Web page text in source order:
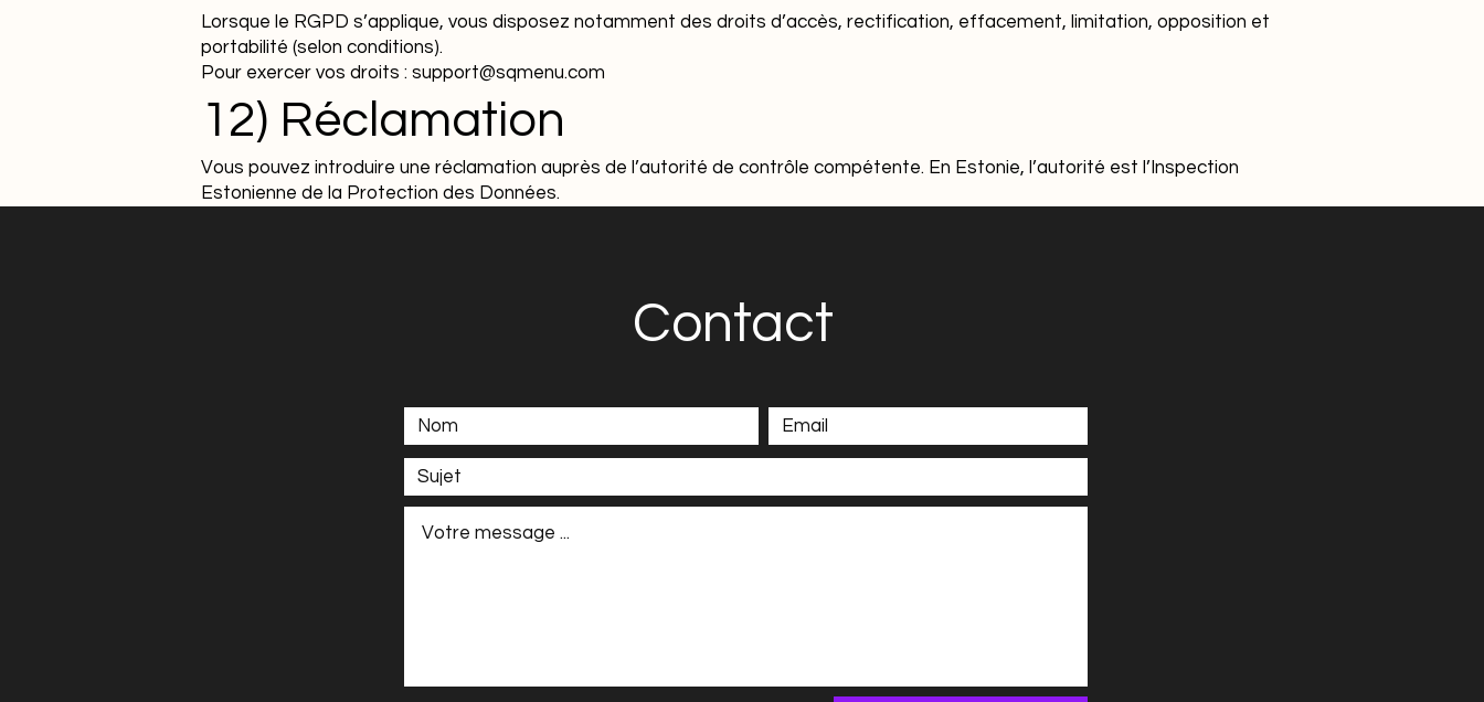
Lorsque le RGPD s’applique, vous disposez notamment des droits d’accès, rectification, effacement, limitation, opposition et
portabilité (selon conditions).
Pour exercer vos droits : support@sqmenu.com
12) Réclamation
Vous pouvez introduire une réclamation auprès de l’autorité de contrôle compétente. En Estonie, l’autorité est l’Inspection
Estonienne de la Protection des Données.
Contact